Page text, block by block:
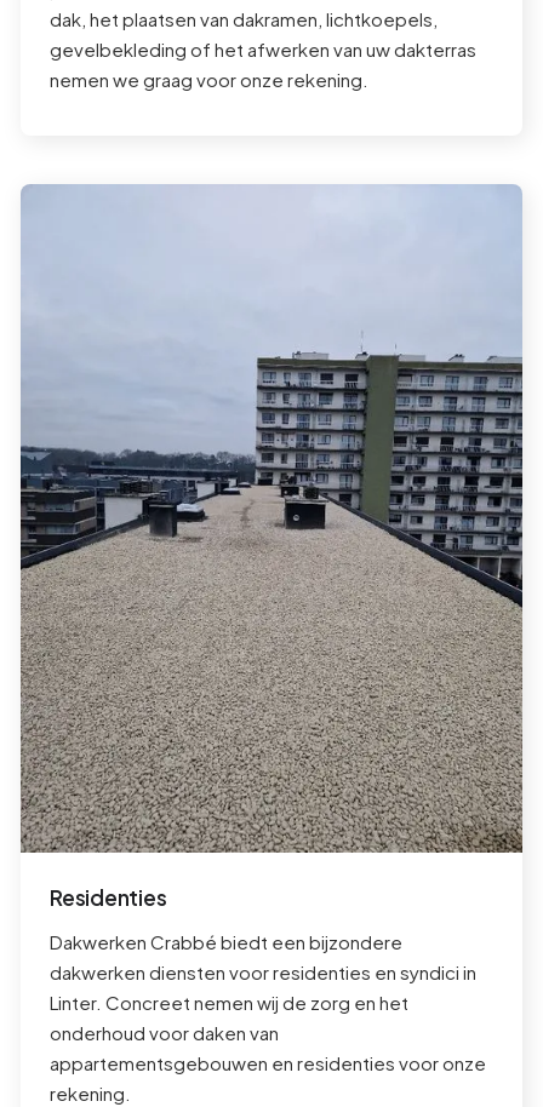
dak, het plaatsen van dakramen, lichtkoepels,
gevelbekleding of het afwerken van uw dakterras
nemen we graag voor onze rekening.
Residenties
Dakwerken Crabbé biedt een bijzondere
dakwerken diensten voor residenties en syndici in
Linter. Concreet nemen wij de zorg en het
onderhoud voor daken van
appartementsgebouwen en residenties voor onze
rekening.